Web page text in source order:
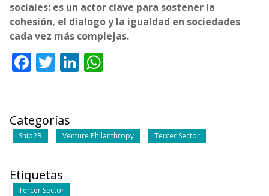
sociales: es un actor clave para sostener la
cohesión, el dialogo y la igualdad en sociedades
cada vez más complejas.
Facebook
TwitterLinkedIn
Categorías
Ship2B Venture Philanthropy Tercer Sector
Etiquetas
Tercer Sector